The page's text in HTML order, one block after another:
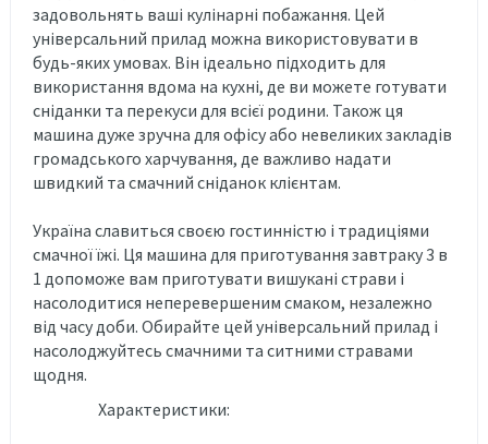
задовольнять ваші кулінарні побажання. Цей
універсальний прилад можна використовувати в
будь-яких умовах. Він ідеально підходить для
використання вдома на кухні, де ви можете готувати
сніданки та перекуси для всієї родини. Також ця
машина дуже зручна для офісу або невеликих закладів
громадського харчування, де важливо надати
швидкий та смачний сніданок клієнтам.
Україна славиться своєю гостинністю і традиціями
смачної їжі. Ця машина для приготування завтраку 3 в
1 допоможе вам приготувати вишукані страви і
насолодитися неперевершеним смаком, незалежно
від часу доби. Обирайте цей універсальний прилад і
насолоджуйтесь смачними та ситними стравами
щодня.
Характеристики: